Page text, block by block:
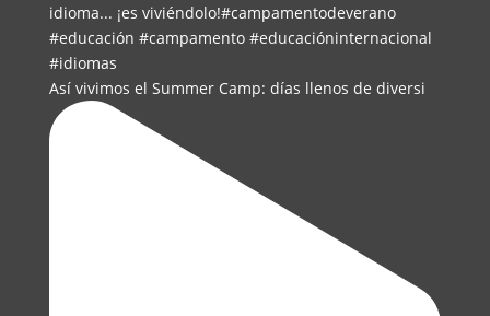
Así vivimos el Summer Camp: días llenos de diversi